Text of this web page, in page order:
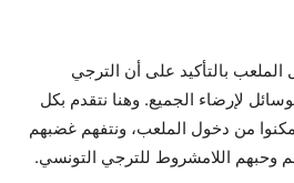
بالتأكيد على أن الترجي
لإرضاء الجميع. وهنا نتقدم بكل
يتمكنوا من دخول الملعب، ونتفهم غضبهم
وحبهم اللامشروط للترجي التونسي.